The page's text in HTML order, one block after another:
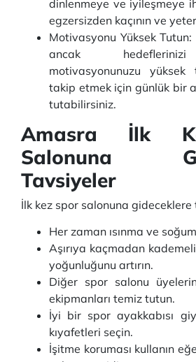
dinlenmeye ve iyileşmeye
egzersizden kaçının ve
Motivasyonu Yüksek
ancak
motivasyonunuzu yüksek
takip etmek için günlük bir
tutabilirsiniz.
Amasra İlk
Salonuna
Tavsiyeler
İlk kez spor salonuna
Her zaman ısınma ve
Aşırıya kaçmadan
yoğunluğunu artırın.
Diğer spor salonu
ekipmanları temiz tutun.
İyi bir spor ayakkabısı
kıyafetleri seçin.
İşitme koruması kullanın